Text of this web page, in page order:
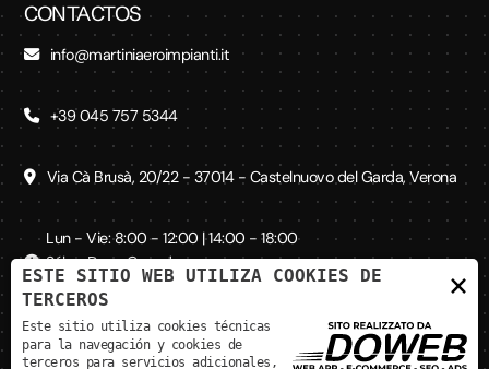
CONTACTOS
info@martiniaeroimpianti.it
+39 045 757 5344
Via Cà Brusà, 20/22 - 37014 - Castelnuovo del Garda, Verona
Lun - Vie: 8:00 - 12:00 | 14:00 - 18:00
Sáb - Dom: Cerrado
REDES SOCIALES
×
ESTE SITIO WEB UTILIZA COOKIES DE
TERCEROS
Este sitio utiliza cookies técnicas
para la navegación y cookies de
terceros para servicios adicionales,